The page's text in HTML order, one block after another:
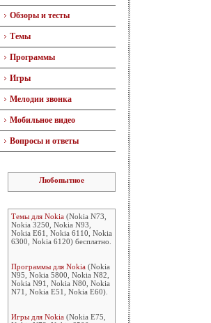
Обзоры и тесты
Темы
Программы
Игры
Мелодии звонка
Мобильное видео
Вопросы и ответы
Любопытное
Темы для Nokia (Nokia N73,
Nokia 3250, Nokia N93,
Nokia E61, Nokia 6110, Nokia
6300, Nokia 6120) бесплатно.
Программы для Nokia (Nokia
N95, Nokia 5800, Nokia N82,
Nokia N91, Nokia N80, Nokia
N71, Nokia E51, Nokia E60).
Игры для Nokia (Nokia E75,